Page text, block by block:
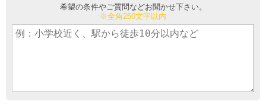
希望の条件やご質問などお聞かせ下さい。
※全角250文字以内